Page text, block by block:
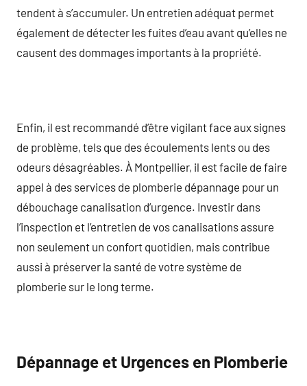
tendent à s’accumuler. Un entretien adéquat permet
également de détecter les fuites d’eau avant qu’elles ne
causent des dommages importants à la propriété.
Enfin, il est recommandé d’être vigilant face aux signes
de problème, tels que des écoulements lents ou des
odeurs désagréables. À Montpellier, il est facile de faire
appel à des services de plomberie dépannage pour un
débouchage canalisation d’urgence. Investir dans
l’inspection et l’entretien de vos canalisations assure
non seulement un confort quotidien, mais contribue
aussi à préserver la santé de votre système de
plomberie sur le long terme.
Dépannage et Urgences en Plomberie